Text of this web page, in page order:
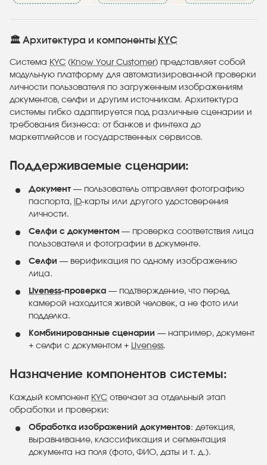
🏛️ Архитектура и компоненты KYC
Система KYC (Know Your Customer) представляет собой
модульную платформу для автоматизированной проверки
личности пользователя по загруженным изображениям
документов, селфи и другим источникам. Архитектура
системы гибко адаптируется под различные сценарии и
требования бизнеса: от банков и финтеха до
маркетплейсов и государственных сервисов.
Поддерживаемые сценарии:
Документ — пользователь отправляет фотографию
паспорта,
ID-карты или другого удостоверения
личности.
Селфи с документом — проверка соответствия лица
пользователя и фотографии в документе.
Селфи — верификация по одному изображению
лица.
Liveness-проверка — подтверждение, что перед
камерой находится живой человек, а не фото или
подделка.
Комбинированные сценарии — например, документ
+ селфи с документом + Liveness.
Назначение компонентов системы:
Каждый компонент KYC отвечает за отдельный этап
обработки и проверки:
Обработка изображений документов: детекция,
выравнивание, классификация и сегментация
документа на поля (фото, ФИО, даты и т. д.).